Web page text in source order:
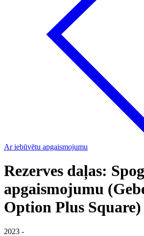
Ar iebūvētu apgaismojumu
Rezerves daļas:
apgaismojumu
Option Plus Square)
2023 -